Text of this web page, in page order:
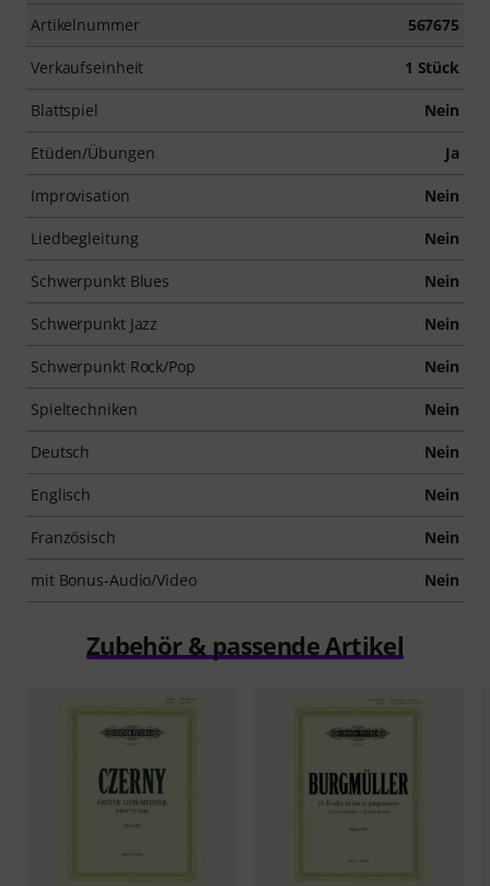
Artikelnummer 567675
Verkaufseinheit 1 Stück
Blattspiel Nein
Etüden/Übungen Ja
Improvisation Nein
Liedbegleitung Nein
Schwerpunkt Blues Nein
Schwerpunkt Jazz Nein
Schwerpunkt Rock/Pop Nein
Spieltechniken Nein
Deutsch Nein
Englisch Nein
Französisch Nein
mit Bonus-Audio/Video Nein
Zubehör & passende Artikel